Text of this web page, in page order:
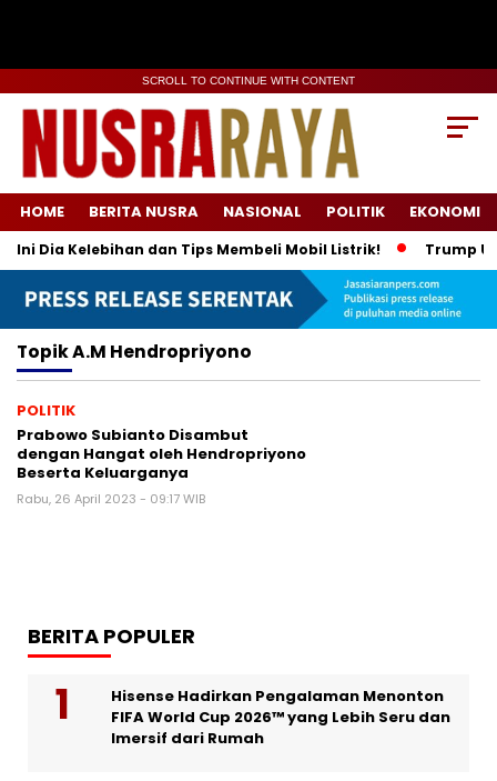
SCROLL TO CONTINUE WITH CONTENT
HOME BERITA NUSRA NASIONAL POLITIK EKONOMI
Dia Kelebihan dan Tips Membeli Mobil Listrik! Trump
TopikA.M Hendropriyono
POLITIK
Prabowo Subianto Disambut
dengan Hangat oleh Hendropriyono
Beserta Keluarganya
Rabu, 26 April 2023 - 09:17 WIB
BERITA POPULER
Hisense Hadirkan Pengalaman Menonton
FIFA World Cup 2026™ yang Lebih Seru dan
Imersif dari Rumah